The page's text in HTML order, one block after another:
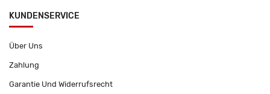
KUNDENSERVICE
Über Uns
Zahlung
Garantie Und Widerrufsrecht